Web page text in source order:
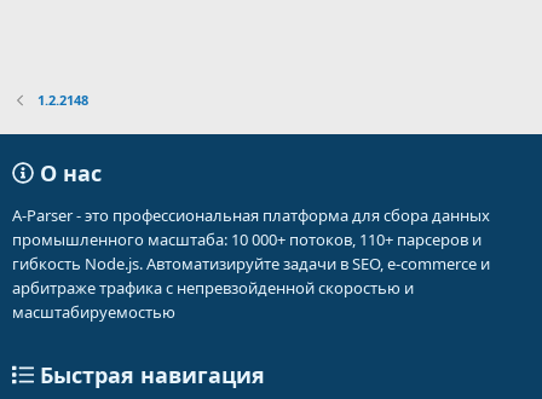
1.2.2148
О нас
A-Parser - это профессиональная платформа для сбора данных
промышленного масштаба: 10 000+ потоков, 110+ парсеров и
гибкость Node.js. Автоматизируйте задачи в SEO, e-commerce и
арбитраже трафика с непревзойденной скоростью и
масштабируемостью
Быстрая навигация